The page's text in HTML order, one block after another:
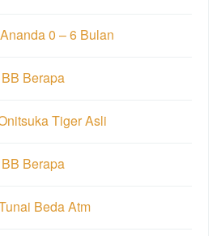
0 – 6 Bulan
Berapa
Tiger Asli
Berapa
Beda Atm